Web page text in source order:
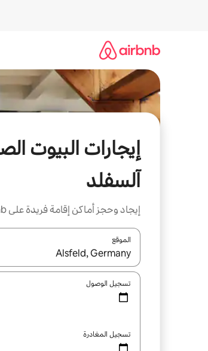
إيجارات البيوت
آلسفلد
إيجاد وحجز أماكن إقامة فريدة على Airbnb
الموقع
عند توفر النتائج، انتقل باستخدام
تسجيل الوصول
تسجيل المغادرة